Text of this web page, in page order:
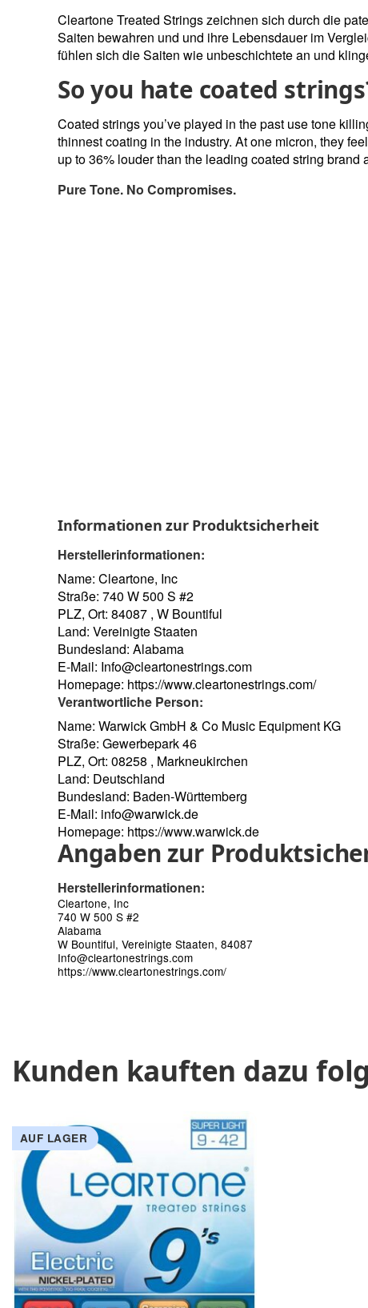
Cleartone Treated Strings zeichnen sich durch die
Saiten bewahren und und ihre Lebensdauer im
fühlen sich die Saiten wie unbeschichtete an und
So you hate coated
Coated strings you’ve played in the past use tone
thinnest coating in the industry. At one micron, they
up to 36% louder than the leading coated string
Pure Tone. No Compromises.
Informationen zur Produktsicherheit
Herstellerinformationen:
Name: Cleartone, Inc
Straße: 740 W 500 S #2
PLZ, Ort: 84087 , W Bountiful
Land: Vereinigte Staaten
Bundesland: Alabama
E-Mail: Info@cleartonestrings.com
Homepage: https://www.cleartonestrings.com/
Verantwortliche Person:
Name: Warwick GmbH & Co Music Equipment KG
Straße: Gewerbepark 46
PLZ, Ort: 08258 , Markneukirchen
Land: Deutschland
Bundesland: Baden-Württemberg
E-Mail: info@warwick.de
Homepage: https://www.warwick.de
Angaben zur
Herstellerinformationen:
Cleartone, Inc
740 W 500 S #2
Alabama
W Bountiful, Vereinigte Staaten, 84087
Info@cleartonestrings.com
https://www.cleartonestrings.com/
Kunden kauften dazu
AUF LAGER